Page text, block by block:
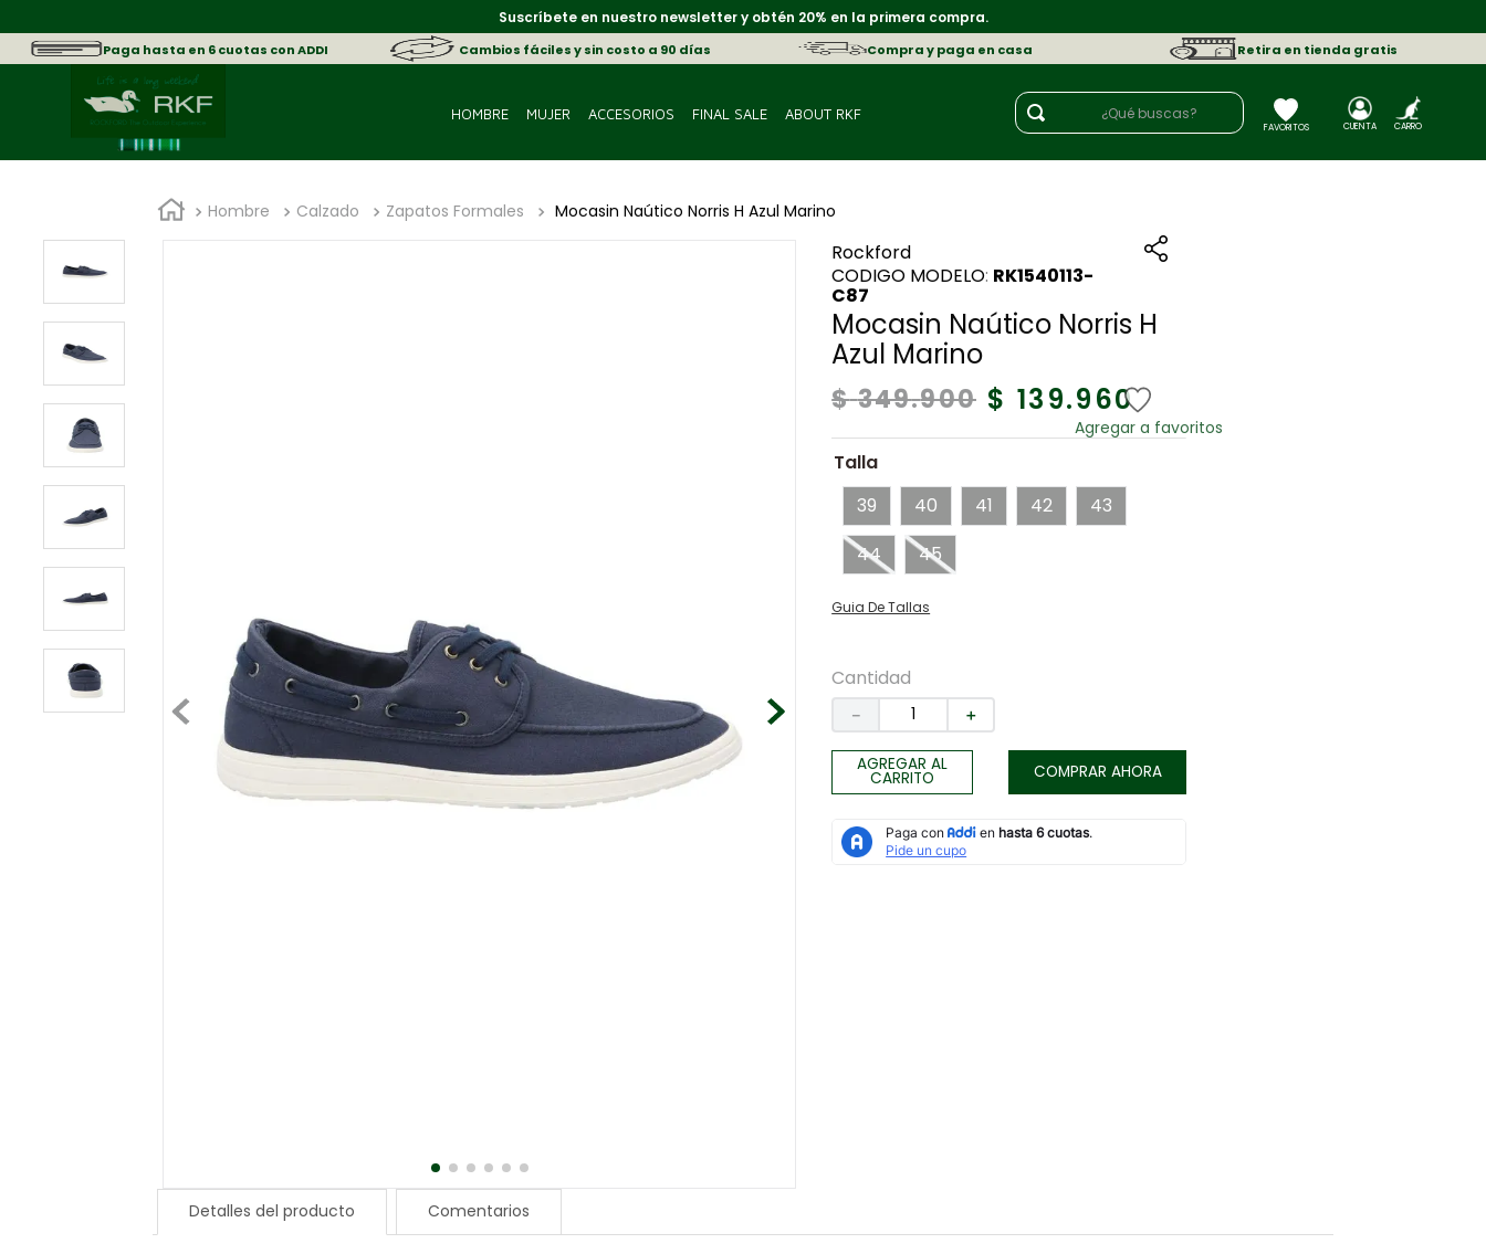
Suscríbete en nuestro newsletter y obtén 20% en la primera compra.
Paga hasta en 6 cuotas con ADDI Cambios fáciles y sin costo a 90 días Compra y paga en casa Retira en tienda gratis
HOMBRE MUJER ACCESORIOS FINAL SALE ABOUT RKF
¿Qué buscas?
Hombre Calzado Zapatos Formales Mocasin Naútico Norris H Azul Marino
Rockford
: RK1540113-
C87
Mocasin Naútico Norris H
Azul Marino
$ 349.900 $ 139.960
Talla
39
40 41 42
43
44
45
Guia De Tallas
Cantidad
＋
－
AGREGAR AL
CARRITO COMPRAR AHORA
Detalles del producto Comentarios